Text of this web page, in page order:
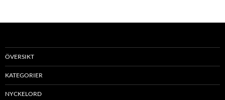
ÖVERSIKT
KATEGORIER
NYCKELORD